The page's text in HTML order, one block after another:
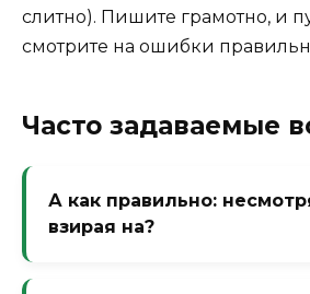
слитно). Пишите грамотно, и
смотрите на ошибки
Часто задаваемые
А как правильно:
взирая на?